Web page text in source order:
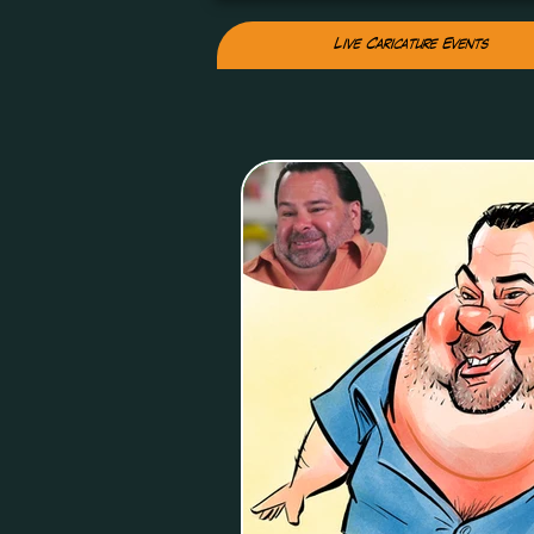
Live Caricature Events